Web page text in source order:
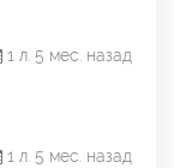
1 л. 5 мес. назад
1 л. 5 мес. назад